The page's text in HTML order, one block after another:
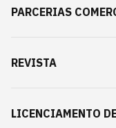
PARCERIAS
REVISTA
LICENCIAMENTO